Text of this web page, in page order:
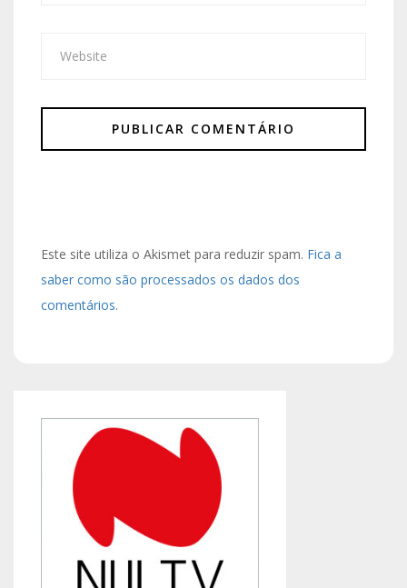
Este site utiliza o Akismet para reduzir spam. Fica a
saber como são processados os dados dos
comentários.